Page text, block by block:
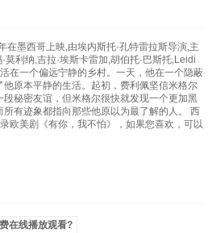
在墨西哥上映,由埃内斯托·孔特雷拉斯导演,主
莫利纳,吉拉·埃斯卡雷加,胡伯托·巴斯托,Leidi
在一个偏远宁静的乡村。一天，他在一个隐蔽
原本平静的生活。起初，费利佩坚信米格尔
秘密友谊，但米格尔很快就发现一个更加黑
有迹象都指向那些他原以为最了解的人。 西
欧美剧《有你，我不怕》，如果您喜欢，可以
在线播放观看?